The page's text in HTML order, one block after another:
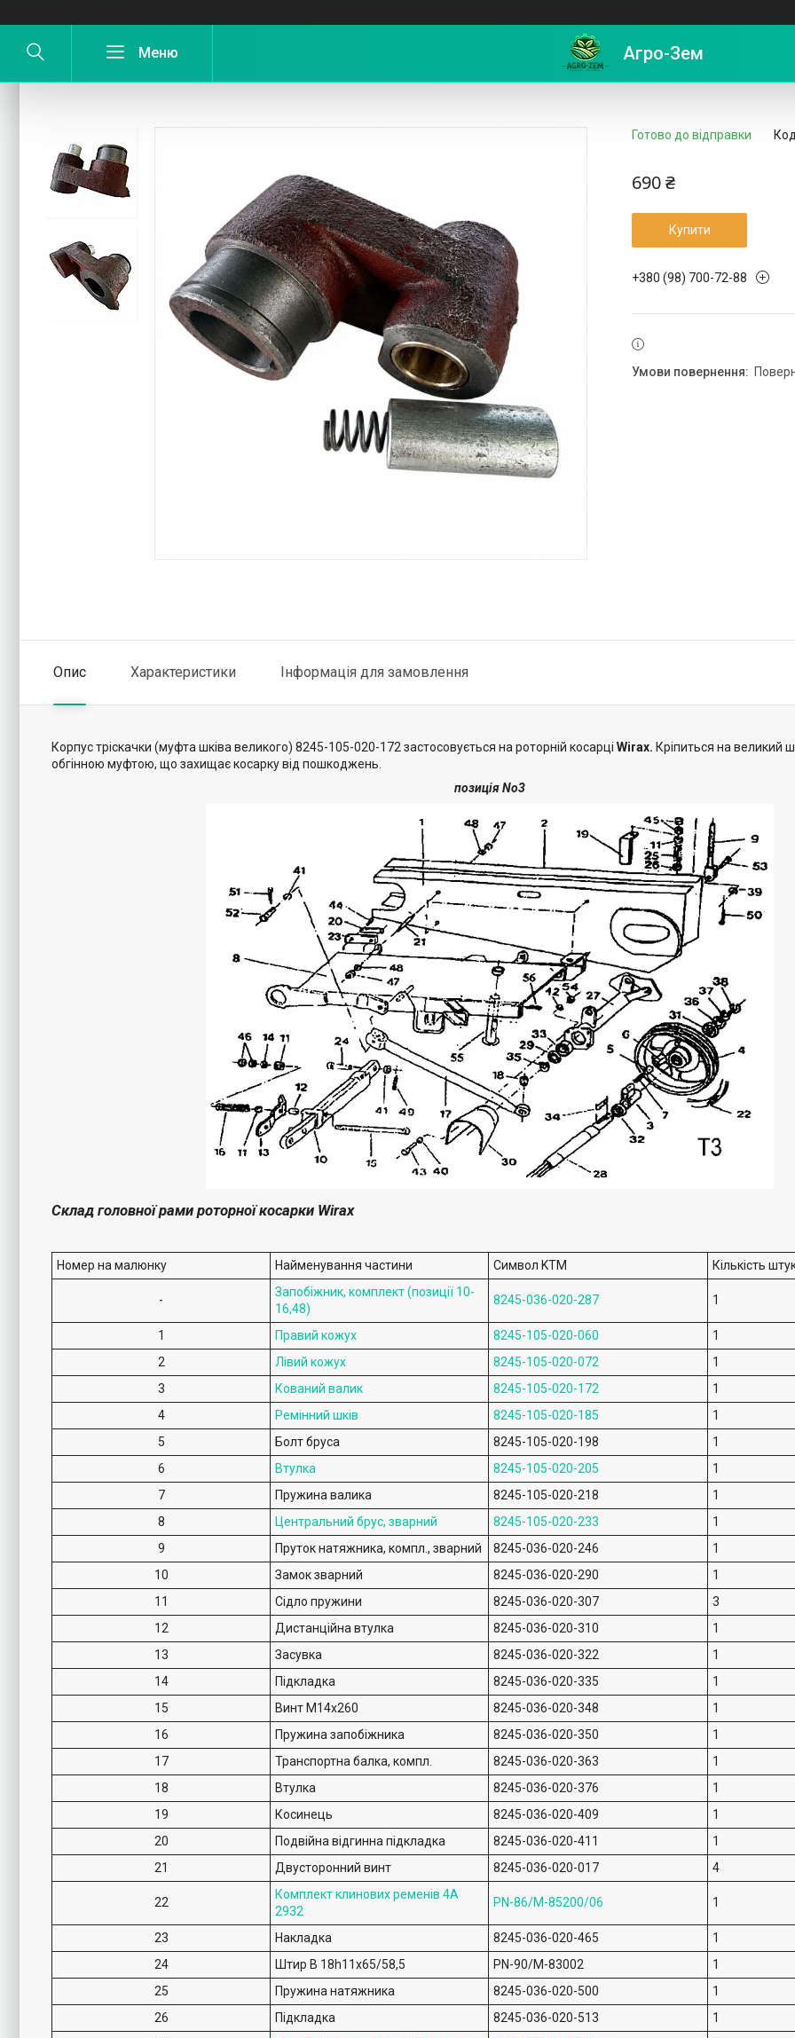
Агро-Зем
Кований валик (корпус тріскачки) косарки Z-169 8245-105-020-172
Готово до відправки
690 ₴
Купити
+380 (98) 700-72-88
Опис Характеристики Інформація для замовлення
Корпус тріскачки (муфта шківа великого) 8245-105-020-172 застосовується на роторній косарці Wirax. Кріпиться на великий
обгінною муфтою, що захищає косарку від пошкоджень.
позиція No3
Склад головної рами роторної косарки Wirax
Номер на малюнку Найменування частини Символ KTM Кількість
-
Запобіжник, комплект (позиції 10-
16,48)
8245-036-020-287 1
1 Правий кожух 8245-105-020-060
1
2
Лівий кожух 8245-105-020-072
1
3
Кований валик 8245-105-020-172
1
4
Ремінний шків 8245-105-020-185
1
5
Болт бруса 8245-105-020-198
1
6
Втулка 8245-105-020-205
1
7
Пружина валика 8245-105-020-218
1
8
Центральний брус, зварний 8245-105-020-233
1
9
Пруток натяжника, компл., зварний 8245-036-020-246
1
10
Замок зварний 8245-036-020-290
1
11
Сідло пружини 8245-036-020-307
3
12
Дистанційна втулка 8245-036-020-310
1
13
Засувка 8245-036-020-322
1
14
Підкладка 8245-036-020-335
1
15
Винт M14x260 8245-036-020-348
1
16
Пружина запобіжника 8245-036-020-350
1
17
Транспортна балка, компл. 8245-036-020-363
1
18
Втулка 8245-036-020-376
1
19
Косинець 8245-036-020-409
1
20
Подвійна відгинна підкладка 8245-036-020-411
1
21
Двусторонний винт 8245-036-020-017 4
22
Комплект клинових ременів 4A
2932
PN-86/M-85200/06 1
23 Накладка 8245-036-020-465
1
24
Штир B 18h11x65/58,5 PN-90/M-83002
1
25
Пружина натяжника 8245-036-020-500
1
26
Підкладка 8245-036-020-513
1